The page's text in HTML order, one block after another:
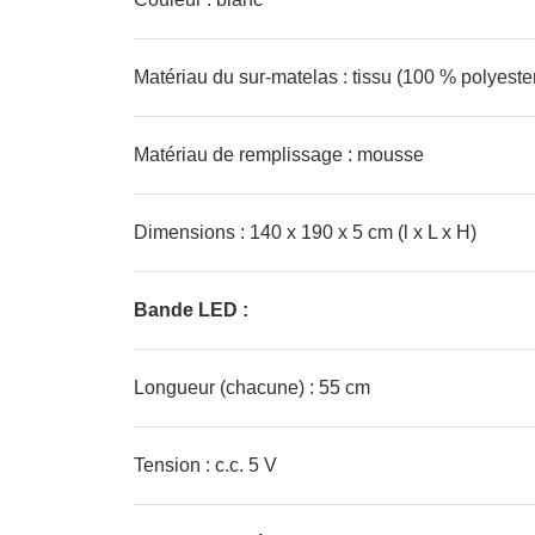
Matériau du sur-matelas : tissu (100 %
Matériau de remplissage : mousse
Dimensions : 140 x 190 x 5 cm (l x L x H)
Bande LED :
Longueur (chacune) : 55 cm
Tension : c.c. 5 V